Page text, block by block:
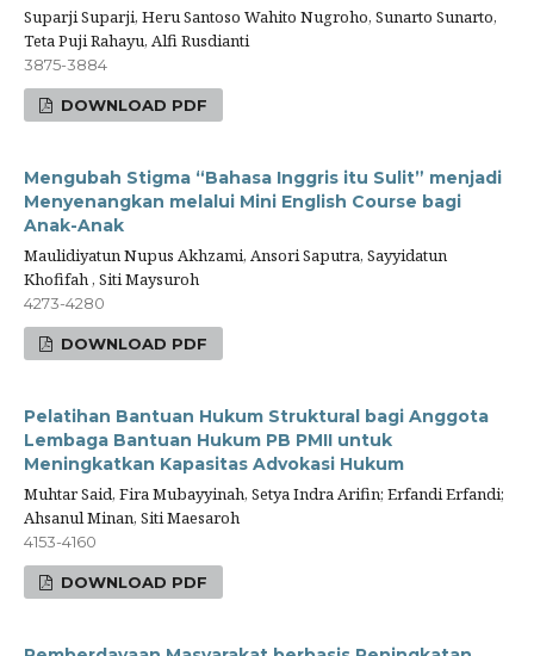
Suparji Suparji, Heru Santoso Wahito Nugroho, Sunarto Sunarto,
Teta Puji Rahayu, Alfi Rusdianti
3875-3884
DOWNLOAD PDF
Mengubah Stigma “Bahasa Inggris itu Sulit” menjadi
Menyenangkan melalui Mini English Course bagi
Anak-Anak
Maulidiyatun Nupus Akhzami, Ansori Saputra, Sayyidatun
Khofifah , Siti Maysuroh
4273-4280
DOWNLOAD PDF
Pelatihan Bantuan Hukum Struktural bagi Anggota
Lembaga Bantuan Hukum PB PMII untuk
Meningkatkan Kapasitas Advokasi Hukum
Muhtar Said, Fira Mubayyinah, Setya Indra Arifin; Erfandi Erfandi;
Ahsanul Minan, Siti Maesaroh
4153-4160
DOWNLOAD PDF